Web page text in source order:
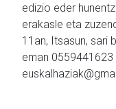
edizio eder
erakasle eta
11an, Itsasun, sari
eman